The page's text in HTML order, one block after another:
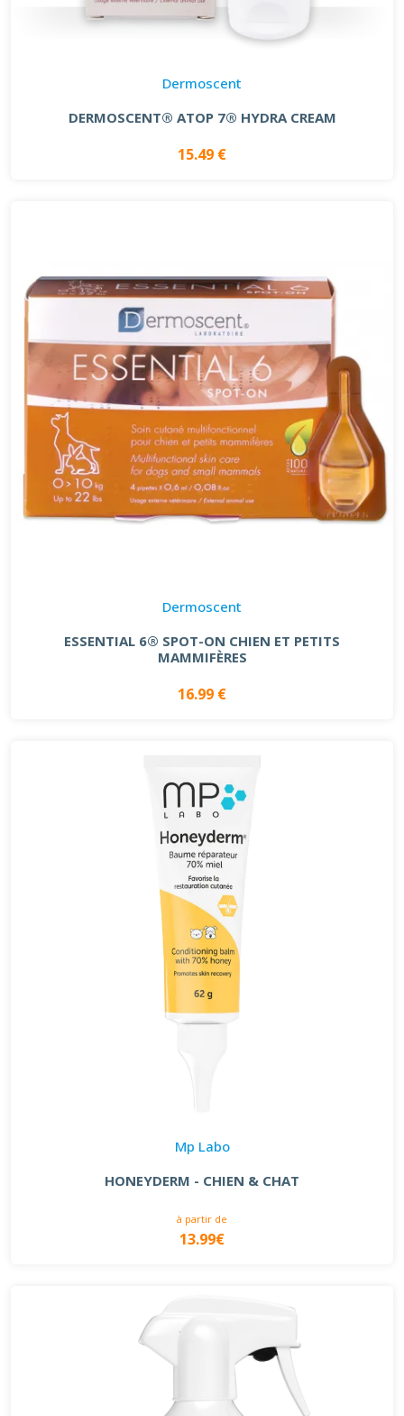
Dermoscent
DERMOSCENT® ATOP 7® HYDRA CREAM
15.49 €
Dermoscent
ESSENTIAL 6® SPOT-ON CHIEN ET PETITS
MAMMIFÈRES
16.99 €
Mp Labo
HONEYDERM - CHIEN & CHAT
à partir de
13.99€